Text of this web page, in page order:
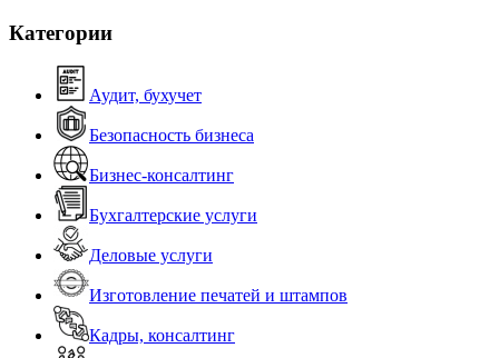
Категории
Аудит, бухучет
Безопасность бизнеса
Бизнес-консалтинг
Бухгалтерские услуги
Деловые услуги
Изготовление печатей и штампов
Кадры, консалтинг